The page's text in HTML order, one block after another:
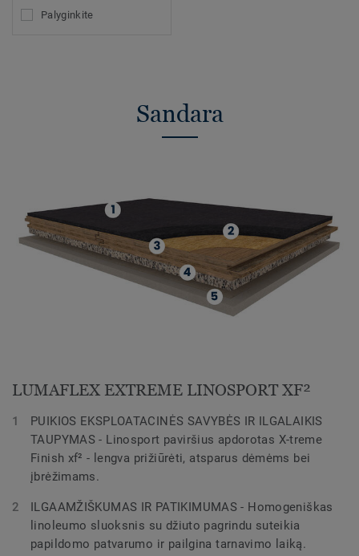
Palyginkite
Sandara
LUMAFLEX EXTREME LINOSPORT XF²
PUIKIOS EKSPLOATACINĖS SAVYBĖS IR ILGALAIKIS
TAUPYMAS - Linosport paviršius apdorotas X-treme
Finish xf² - lengva prižiūrėti, atsparus dėmėms bei
įbrėžimams.
ILGAAMŽIŠKUMAS IR PATIKIMUMAS - Homogeniškas
linoleumo sluoksnis su džiuto pagrindu suteikia
papildomo patvarumo ir pailgina tarnavimo laiką.